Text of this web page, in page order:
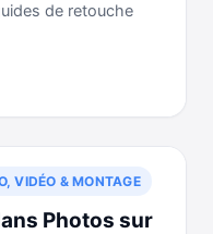
de retouche
VIDÉO & MONTAGE
Photos sur